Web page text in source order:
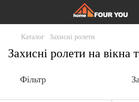
Каталог Захисні ролети
Захисні ролети на вікна
Фільтр